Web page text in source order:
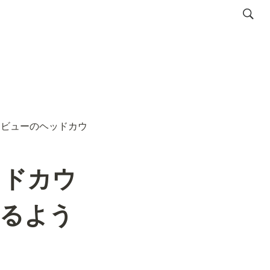
ューのヘッドカウ
カウ
よう